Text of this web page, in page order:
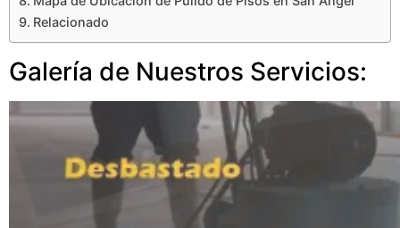
Relacionado
Galería de Nuestros Servicios: